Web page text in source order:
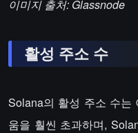
이미지 출처: Glassnode
활성 주소 수
Solana의 활성 주소 수는
움을 훨씬 초과하며,